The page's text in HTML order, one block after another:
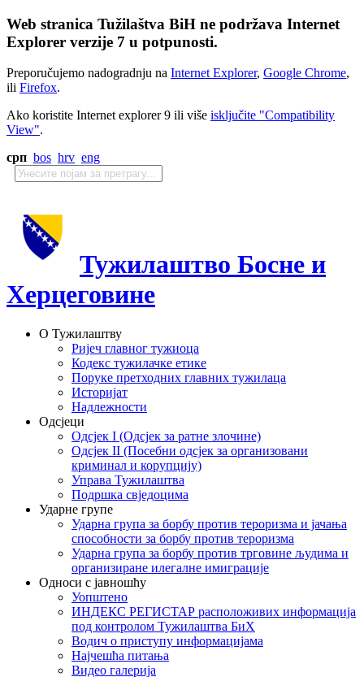
Web stranica Tužilaštva BiH ne podržava Internet
Explorer verzije 7 u potpunosti.
Preporučujemo nadogradnju na Internet Explorer, Google Chrome,
ili Firefox.
Ako koristite Internet explorer 9 ili više isključite "Compatibility
View".
срп bos hrv eng
Тужилаштво Босне и
Херцеговине
О Тужилаштву
Ријеч главног тужиоца
Кодекс тужилачке етике
Поруке претходних главних тужилаца
Историјат
Надлежности
Одсјеци
Одсјек I (Одсјек за ратне злочине)
Одсјек II (Посебни одсјек за организовани
криминал и корупцију)
Управа Тужилаштва
Подршка свједоцима
Ударне групе
Ударна група за борбу против тероризма и јачања
способности за борбу против тероризма
Ударна група за борбу против трговине људима и
организиране илегалне имиграције
Односи с јавношћу
Уопштено
ИНДЕКС РЕГИСТАР расположивих информација
под контролом Тужилаштва БиХ
Водич о приступу информацијама
Најчешћа питања
Видео галерија